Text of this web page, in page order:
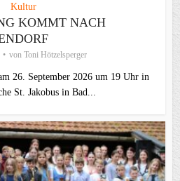
Kultur
KOMMT NACH
von Toni Hötzelsperger
26. September 2026 um 19 Uhr in
St. Jakobus in Bad...